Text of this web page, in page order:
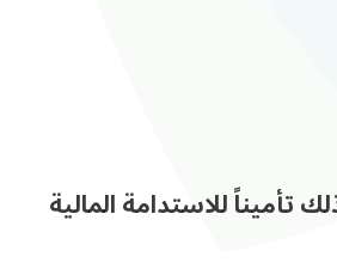
تأميناً للاستدامة المالية